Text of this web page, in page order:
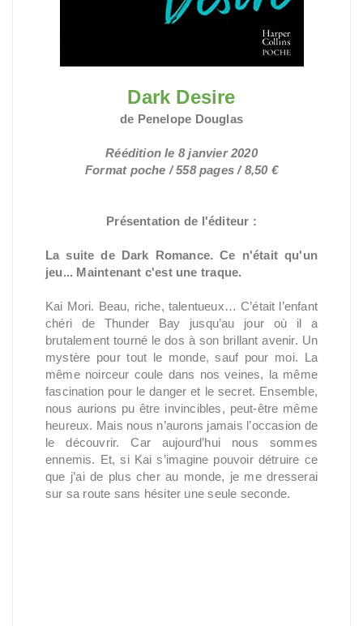
Dark Desire
de Penelope Douglas
Réédition le 8 janvier 2020
Format poche / 558 pages / 8,50 €
Présentation de l'éditeur :
La suite de Dark Romance. Ce n'était qu'un
jeu... Maintenant c'est une traque.
Kai Mori. Beau, riche, talentueux… C’était l’enfant
chéri de Thunder Bay jusqu’au jour où il a
brutalement tourné le dos à son brillant avenir. Un
mystère pour tout le monde, sauf pour moi. La
même noirceur coule dans nos veines, la même
fascination pour le danger et le secret. Ensemble,
nous aurions pu être invincibles, peut-être même
heureux. Mais nous n’aurons jamais l’occasion de
le découvrir. Car aujourd’hui nous sommes
ennemis. Et, si Kai s’imagine pouvoir détruire ce
que j’ai de plus cher au monde, je me dresserai
sur sa route sans hésiter une seule seconde.